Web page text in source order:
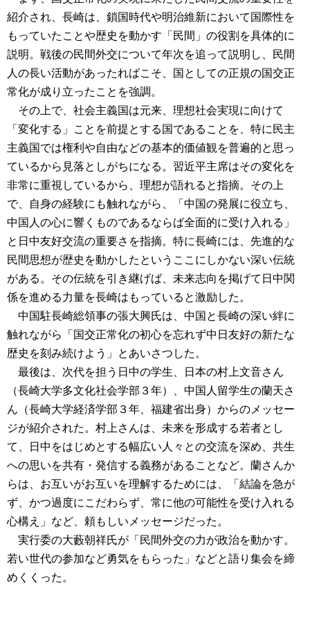
紹介され、長崎は、鎖国時代や明治維新において国際性を
もっていたことや歴史を動かす「民間」の役割を具体的に
説明。戦後の民間外交について年次を追って説明し、民間
人の長い活動があったればこそ、国としての正規の国交正
常化が成り立ったことを強調。
その上で、社会主義国は元来、理想社会実現に向けて
「変化する」ことを前提とする国であることを、特に民主
主義国では権利や自由などの基本的価値観を普遍的と思っ
ているから見落としがちになる。習近平主席はその変化を
非常に重視しているから、理想が語れると指摘。その上
で、自身の経験にも触れながら、「中国の発展に役立ち、
中国人の心に響くものであるならば全面的に受け入れる」
と日中友好交流の重要さを指摘。特に長崎には、先進的な
民間思想が歴史を動かしたというここにしかない深い伝統
がある。その伝統を引き継げば、未来志向を掲げて日中関
係を進める力量を長崎はもっていると激励した。
中国駐長崎総領事の張大興氏は、中国と長崎の深い絆に
触れながら「国交正常化の初心を忘れず中日友好の新たな
歴史を刻み続けよう」とあいさつした。
最後は、次代を担う日中の学生、日本の村上文音さん
（長崎大学多文化社会学部３年）、中国人留学生の蘭天さ
ん（長崎大学経済学部３年、福建省出身）からのメッセー
ジが紹介された。村上さんは、未来を形成する若者とし
て、日中をはじめとする幅広い人々との交流を深め、共生
への思いを共有・発信する義務があることなど。蘭さんか
らは、お互いがお互いを理解するためには、「結論を急が
ず、かつ過度にこだわらず、常に他の可能性を受け入れる
心構え」など、頼もしいメッセージだった。
実行委の大藪朝祥氏が「民間外交の力が政治を動かす。
若い世代の参加など勇気をもらった」などと語り集会を締
めくくった。